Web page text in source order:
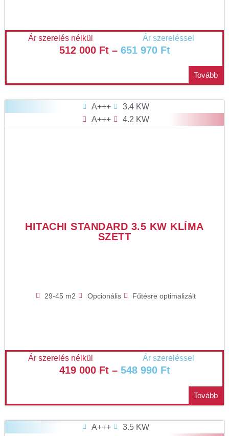
Ár szerelés nélkül Ár szereléssel
512 000 Ft– 651 970 Ft
Tovább
A+++
3.4 KW
A+++
4.2 KW
HITACHI STANDARD 3.5 KW KLÍMA
SZETT
29-45 m2 Opcionális Fűtésre optimalizált
Ár szerelés nélkül Ár szereléssel
419 000 Ft– 548 990 Ft
Tovább
A+++
3.5 KW